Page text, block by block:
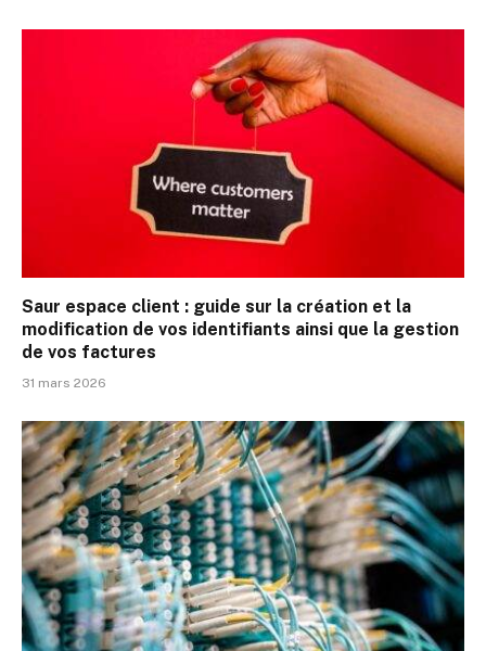
Saur espace client : guide sur la création et la
modification de vos identifiants ainsi que la gestion
de vos factures
31 mars 2026